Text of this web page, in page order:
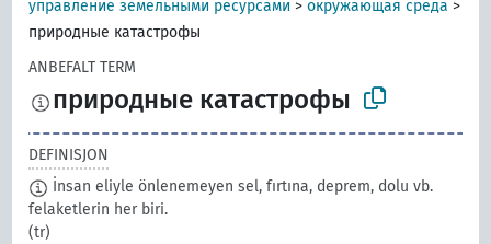
управление земельными ресурсами >окружающая среда >
природные катастрофы
ANBEFALT TERM
природные катастрофы
DEFINISJON
İnsan eliyle önlenemeyen sel, fırtına, deprem, dolu vb.
felaketlerin her biri.
(tr)